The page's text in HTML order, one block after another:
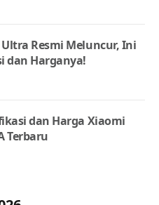
Ultra Resmi Meluncur, Ini
dan Harganya!
dan Harga Xiaomi
Terbaru